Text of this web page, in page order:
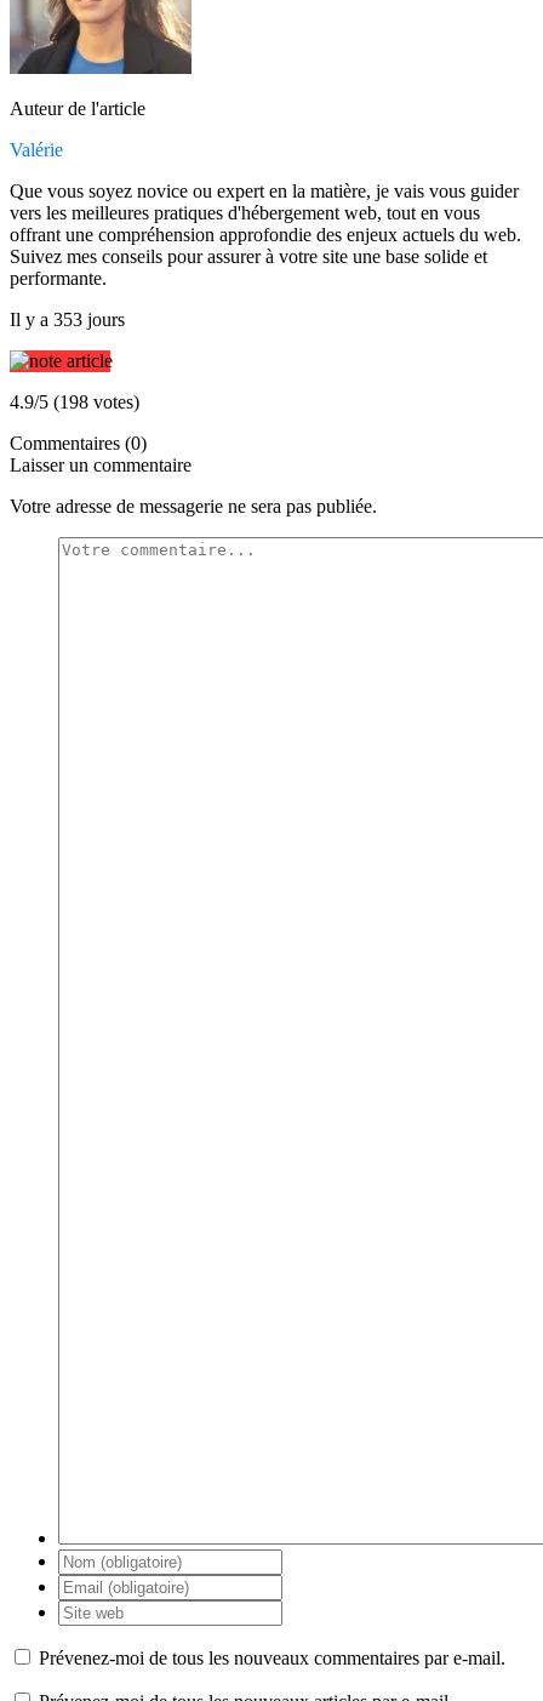
Auteur de l'article
Valérie
Que vous soyez novice ou expert en la matière, je vais vous guider
vers les meilleures pratiques d'hébergement web, tout en vous
offrant une compréhension approfondie des enjeux actuels du web.
Suivez mes conseils pour assurer à votre site une base solide et
performante.
Il y a 353 jours
4.9/5 (198 votes)
Commentaires (0)
Laisser un commentaire
Votre adresse de messagerie ne sera pas publiée.
Prévenez-moi de tous les nouveaux commentaires par e-mail.